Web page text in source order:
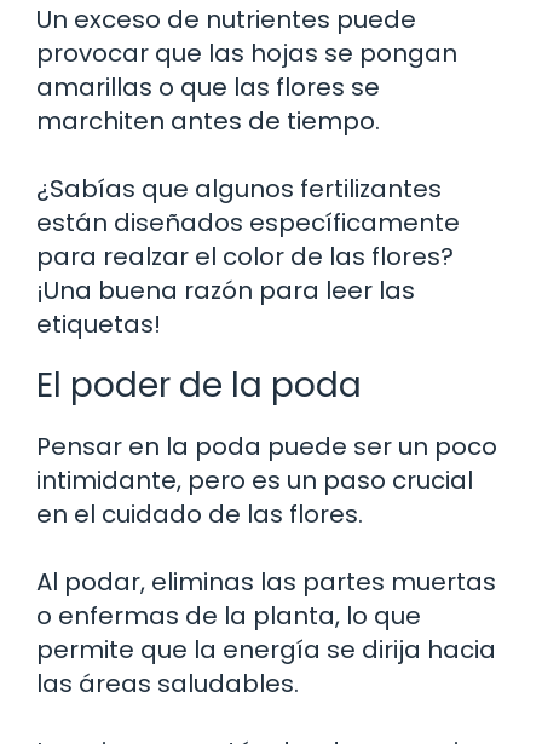
Un exceso de nutrientes puede
provocar que las hojas se pongan
amarillas o que las flores se
marchiten antes de tiempo.
¿Sabías que algunos fertilizantes
están diseñados específicamente
para realzar el color de las flores?
¡Una buena razón para leer las
etiquetas!
El poder de la poda
Pensar en la poda puede ser un poco
intimidante, pero es un paso crucial
en el cuidado de las flores.
Al podar, eliminas las partes muertas
o enfermas de la planta, lo que
permite que la energía se dirija hacia
las áreas saludables.